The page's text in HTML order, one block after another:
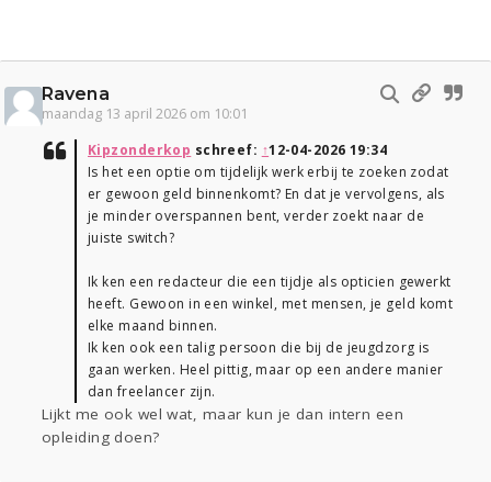
Ravena
maandag 13 april 2026 om 10:01
Kipzonderkop schreef: ↑12-04-2026 19:34
Is het een optie om tijdelijk werk erbij te zoeken zodat
er gewoon geld binnenkomt? En dat je vervolgens, als
je minder overspannen bent, verder zoekt naar de
juiste switch?
Ik ken een redacteur die een tijdje als opticien gewerkt
heeft. Gewoon in een winkel, met mensen, je geld komt
elke maand binnen.
Ik ken ook een talig persoon die bij de jeugdzorg is
gaan werken. Heel pittig, maar op een andere manier
dan freelancer zijn.
Lijkt me ook wel wat, maar kun je dan intern een
opleiding doen?